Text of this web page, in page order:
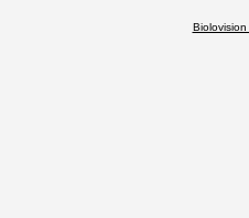
Biolovision